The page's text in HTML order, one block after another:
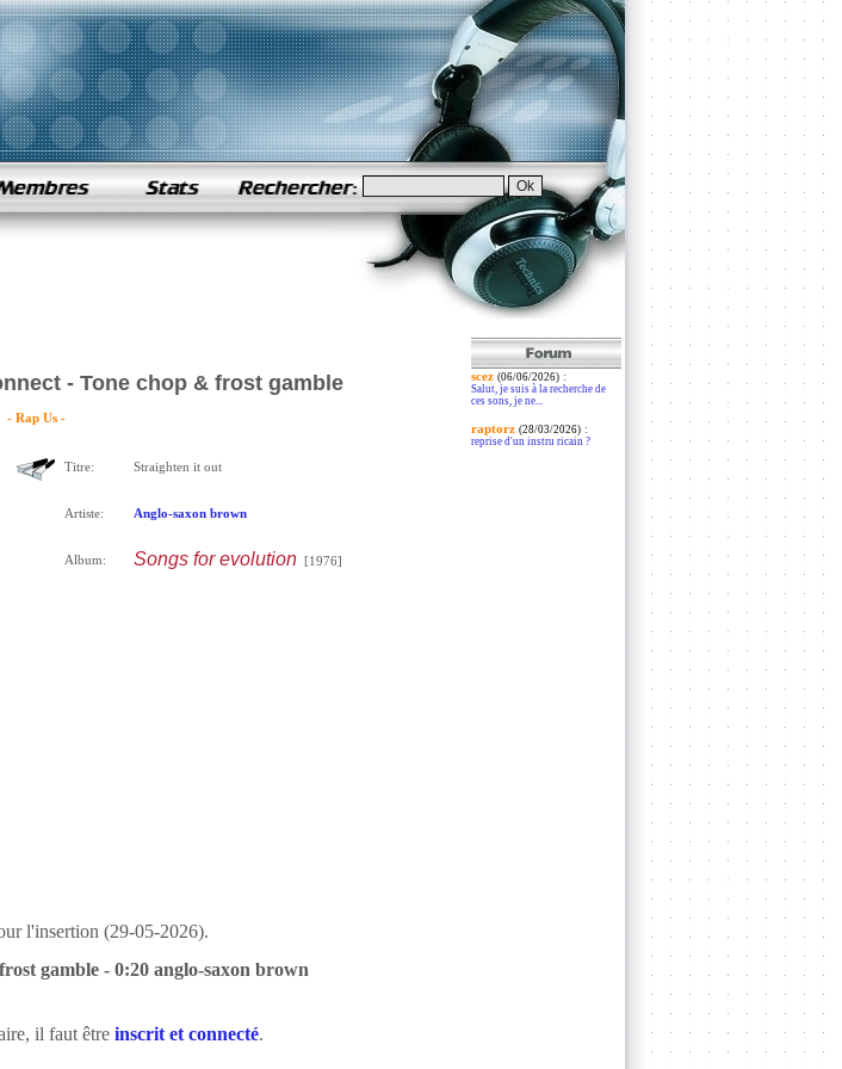
- Tone chop & frost gamble
- Rap Us -
Titre: Straighten it out
Artiste: Anglo-saxon brown
Album: Songs for evolution[1976]
l'insertion (29-05-2026).
gamble - 0:20 anglo-saxon brown
il faut être inscrit et connecté.
scez (06/06/2026):
Salut, je suis à la recherche de
ces sons, je ne...
raptorz (28/03/2026):
reprise d'un instru ricain ?